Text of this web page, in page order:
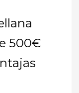
500€